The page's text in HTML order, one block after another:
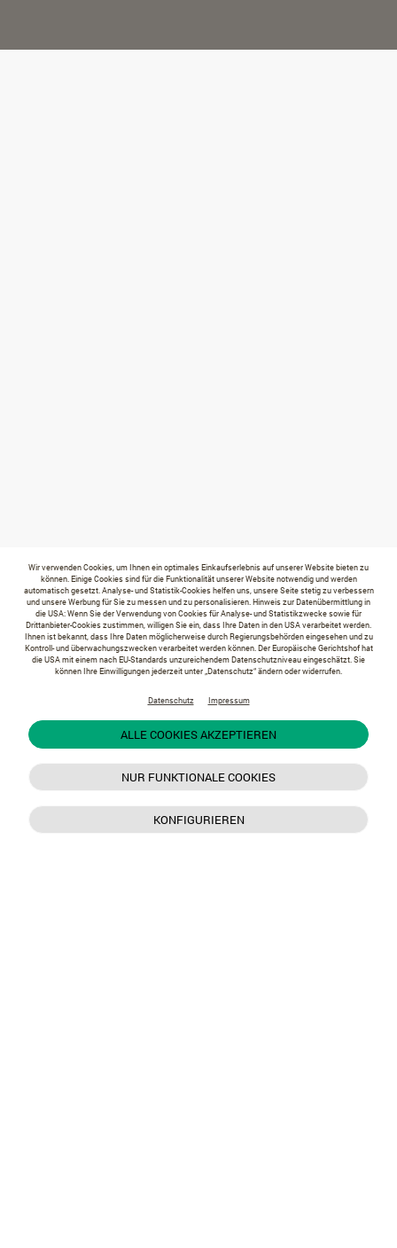
Wir verwenden Cookies, um Ihnen ein optimales Einkaufserlebnis auf unserer Website bieten zu
können. Einige Cookies sind für die Funktionalität unserer Website notwendig und werden
automatisch gesetzt. Analyse- und Statistik-Cookies helfen uns, unsere Seite stetig zu verbessern
und unsere Werbung für Sie zu messen und zu personalisieren. Hinweis zur Datenübermittlung in
die USA: Wenn Sie der Verwendung von Cookies für Analyse- und Statistikzwecke sowie für
Drittanbieter-Cookies zustimmen, willigen Sie ein, dass Ihre Daten in den USA verarbeitet werden.
Ihnen ist bekannt, dass Ihre Daten möglicherweise durch Regierungsbehörden eingesehen und zu
Kontroll- und überwachungszwecken verarbeitet werden können. Der Europäische Gerichtshof hat
die USA mit einem nach EU-Standards unzureichendem Datenschutzniveau eingeschätzt. Sie
können Ihre Einwilligungen jederzeit unter „Datenschutz“ ändern oder widerrufen.
Datenschutz Impressum
ALLE COOKIES AKZEPTIEREN
NUR FUNKTIONALE COOKIES
KONFIGURIEREN